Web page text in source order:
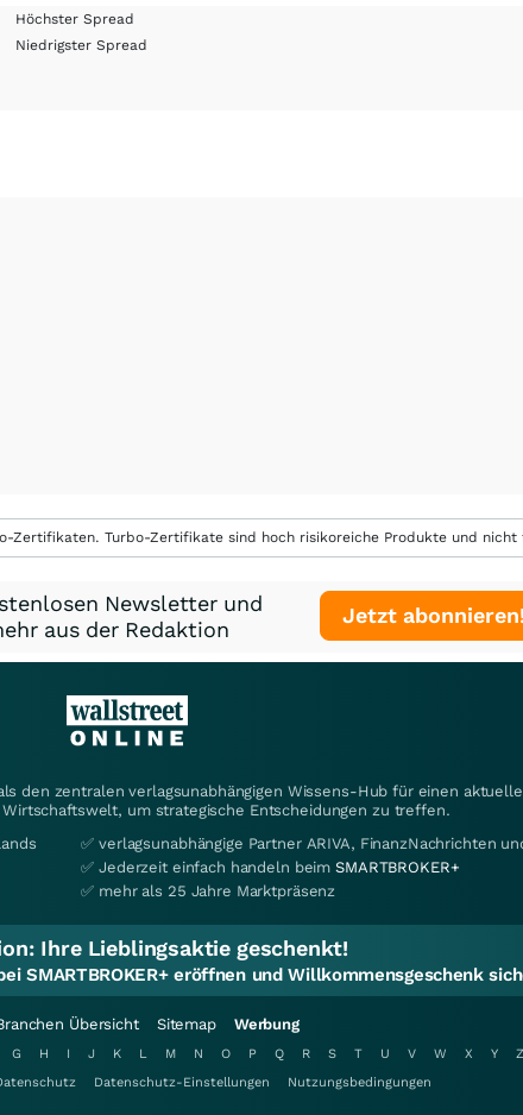
Höchster Spread
Niedrigster Spread
Turbo-Zertifikate sind hoch risikoreiche Produkte und nicht
Newsletter und
aus der Redaktion
Jetzt abonnieren!
den zentralen verlagsunabhängigen Wissens-Hub für einen
um strategische Entscheidungen zu treffen.
✅ verlagsunabhängige Partner ARIVA, FinanzNachrichten
✅ Jederzeit einfach handeln beimSMARTBROKER+
✅ mehr als 25 Jahre Marktpräsenz
Ihre Lieblingsaktie geschenkt!
SMARTBROKER+ eröffnen und Willkommensgeschenk
Übersicht Sitemap Werbung
G H I J K L M N O P Q R S T U V W X Y
Z
Datenschutz-Einstellungen Nutzungsbedingungen